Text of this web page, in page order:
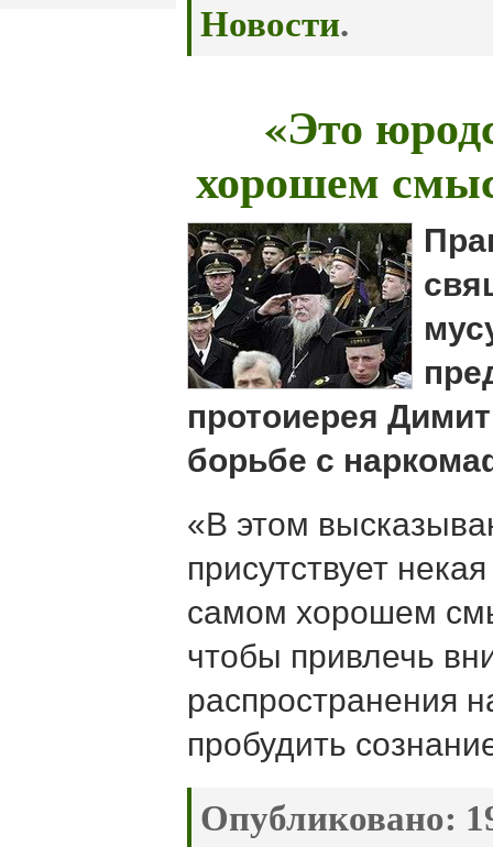
Новости.
«Это
хорошем
протоиерея
борьбе с
«В этом
присутствует
самом хорошем
чтобы привлечь
распространения
пробудить
Опубликовано: